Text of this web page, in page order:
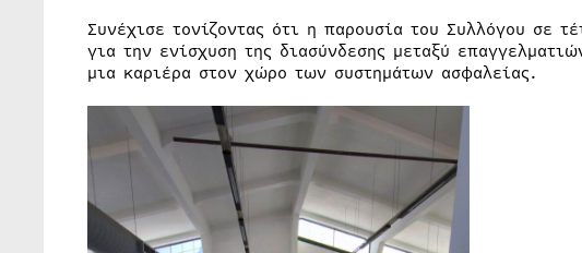
Συνέχισε τονίζοντας ότι η παρουσία του Συλλόγου σε
για την ενίσχυση της διασύνδεσης μεταξύ
μια καριέρα στον χώρο των συστημάτων ασφαλείας.